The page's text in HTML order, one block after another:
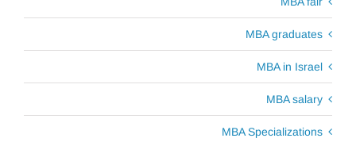
MBA graduates
MBA in Israel
MBA salary
MBA Specializations